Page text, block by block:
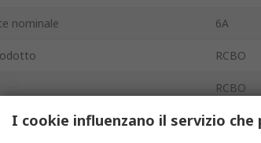
nominale 6A
RCBO
RCBO
di poli 1
I cookie influenzano il servizio